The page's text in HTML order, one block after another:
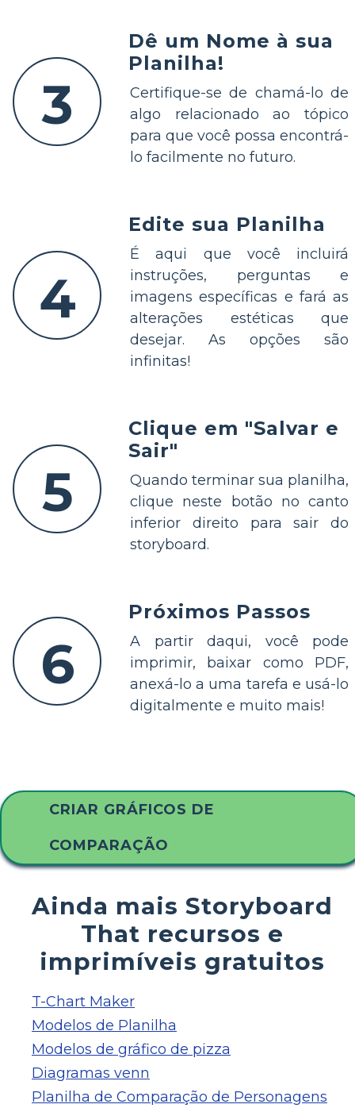
3
Dê um Nome à sua
Planilha!
Certifique-se de chamá-lo de
algo relacionado ao tópico
para que você possa encontrá-
lo facilmente no futuro.
4
Edite sua Planilha
É aqui que você incluirá
instruções, perguntas e
imagens específicas e fará as
alterações estéticas que
desejar. As opções são
infinitas!
5
Clique em "Salvar e
Sair"
Quando terminar sua planilha,
clique neste botão no canto
inferior direito para sair do
storyboard.
6
Próximos Passos
A partir daqui, você pode
imprimir, baixar como PDF,
anexá-lo a uma tarefa e usá-lo
digitalmente e muito mais!
CRIAR GRÁFICOS DE
COMPARAÇÃO
Ainda mais Storyboard
That recursos e
imprimíveis gratuitos
T-Chart Maker
Modelos de Planilha
Modelos de gráfico de pizza
Diagramas venn
Planilha de Comparação de Personagens